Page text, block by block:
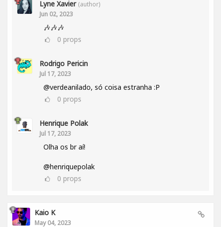
Lyne Xavier (author)
Jun 02, 2023
🎶🎶🎶
0 props
Rodrigo Pericin
Jul 17, 2023
@verdeanilado, só coisa estranha :P
0 props
Henrique Polak
Jul 17, 2023
Olha os br aí!
@henriquepolak
0 props
Kaio K
May 04, 2023